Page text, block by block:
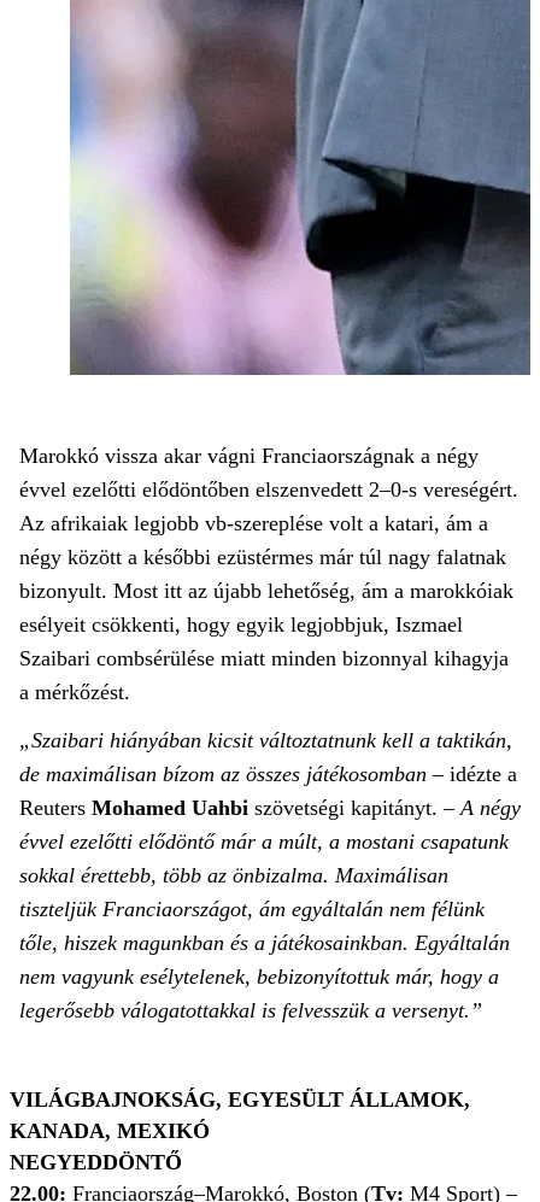
Marokkó vissza akar vágni Franciaországnak a négy
évvel ezelőtti elődöntőben elszenvedett 2–0-s vereségért.
Az afrikaiak legjobb vb-szereplése volt a katari, ám a
négy között a későbbi ezüstérmes már túl nagy falatnak
bizonyult. Most itt az újabb lehetőség, ám a marokkóiak
esélyeit csökkenti, hogy egyik legjobbjuk, Iszmael
Szaibari combsérülése miatt minden bizonnyal kihagyja
a mérkőzést.
„Szaibari hiányában kicsit változtatnunk kell a taktikán,
de maximálisan bízom az összes játékosomban – idézte a
Reuters Mohamed Uahbi szövetségi kapitányt. –A négy
évvel ezelőtti elődöntő már a múlt, a mostani csapatunk
sokkal érettebb, több az önbizalma. Maximálisan
tiszteljük Franciaországot, ám egyáltalán nem félünk
tőle, hiszek magunkban és a játékosainkban. Egyáltalán
nem vagyunk esélytelenek, bebizonyítottuk már, hogy a
legerősebb válogatottakkal is felvesszük a versenyt.”
VILÁGBAJNOKSÁG, EGYESÜLT ÁLLAMOK,
KANADA, MEXIKÓ
NEGYEDDÖNTŐ
22.00: Franciaország–Marokkó, Boston (Tv: M4 Sport) –